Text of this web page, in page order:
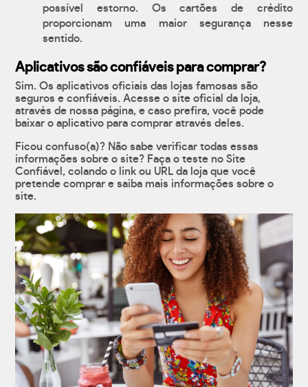
possível estorno. Os cartões de crédito
proporcionam uma maior segurança nesse
sentido.
Aplicativos são confiáveis para comprar?
Sim. Os aplicativos oficiais das lojas famosas são
seguros e confiáveis. Acesse o site oficial da loja,
através de nossa página, e caso prefira, você pode
baixar o aplicativo para comprar através deles.
Ficou confuso(a)? Não sabe verificar todas essas
informações sobre o site? Faça o teste no Site
Confiável, colando o link ou URL da loja que você
pretende comprar e saiba mais informações sobre o
site.